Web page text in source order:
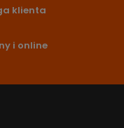
klienta
i online